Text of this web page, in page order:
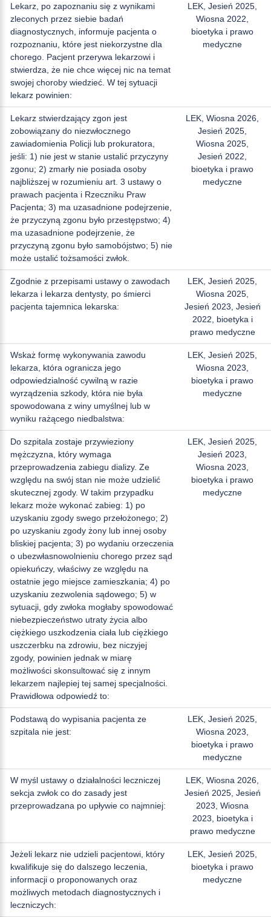
Lekarz, po zapoznaniu się z wynikami
zleconych przez siebie badań
diagnostycznych, informuje pacjenta o
rozpoznaniu, które jest niekorzystne dla
chorego. Pacjent przerywa lekarzowi i
stwierdza, że nie chce więcej nic na temat
swojej choroby wiedzieć. W tej sytuacji
lekarz powinien:
LEK, Jesień 2025,
Wiosna 2022,
bioetyka i prawo
medyczne
Lekarz stwierdzający zgon jest
zobowiązany do niezwłocznego
zawiadomienia Policji lub prokuratora,
jeśli: 1) nie jest w stanie ustalić przyczyny
zgonu; 2) zmarły nie posiada osoby
najbliższej w rozumieniu art. 3 ustawy o
prawach pacjenta i Rzeczniku Praw
Pacjenta; 3) ma uzasadnione podejrzenie,
że przyczyną zgonu było przestępstwo; 4)
ma uzasadnione podejrzenie, że
przyczyną zgonu było samobójstwo; 5) nie
może ustalić tożsamości zwłok.
LEK, Wiosna 2026,
Jesień 2025,
Wiosna 2025,
Jesień 2022,
bioetyka i prawo
medyczne
Zgodnie z przepisami ustawy o zawodach
lekarza i lekarza dentysty, po śmierci
pacjenta tajemnica lekarska:
LEK, Jesień 2025,
Wiosna 2025,
Jesień 2023, Jesień
2022, bioetyka i
prawo medyczne
Wskaż formę wykonywania zawodu
lekarza, która ogranicza jego
odpowiedzialność cywilną w razie
wyrządzenia szkody, która nie była
spowodowana z winy umyślnej lub w
wyniku rażącego niedbalstwa:
LEK, Jesień 2025,
Wiosna 2023,
bioetyka i prawo
medyczne
Do szpitala zostaje przywieziony
mężczyzna, który wymaga
przeprowadzenia zabiegu dializy. Ze
względu na swój stan nie może udzielić
skutecznej zgody. W takim przypadku
lekarz może wykonać zabieg: 1) po
uzyskaniu zgody swego przełożonego; 2)
po uzyskaniu zgody żony lub innej osoby
bliskiej pacjenta; 3) po wydaniu orzeczenia
o ubezwłasnowolnieniu chorego przez sąd
opiekuńczy, właściwy ze względu na
ostatnie jego miejsce zamieszkania; 4) po
uzyskaniu zezwolenia sądowego; 5) w
sytuacji, gdy zwłoka mogłaby spowodować
niebezpieczeństwo utraty życia albo
ciężkiego uszkodzenia ciała lub ciężkiego
uszczerbku na zdrowiu, bez niczyjej
zgody, powinien jednak w miarę
możliwości skonsultować się z innym
lekarzem najlepiej tej samej specjalności.
Prawidłowa odpowiedź to:
LEK, Jesień 2025,
Jesień 2023,
Wiosna 2023,
bioetyka i prawo
medyczne
Podstawą do wypisania pacjenta ze
szpitala nie jest:
LEK, Jesień 2025,
Wiosna 2023,
bioetyka i prawo
medyczne
W myśl ustawy o działalności leczniczej
sekcja zwłok co do zasady jest
przeprowadzana po upływie co najmniej:
LEK, Wiosna 2026,
Jesień 2025, Jesień
2023, Wiosna
2023, bioetyka i
prawo medyczne
Jeżeli lekarz nie udzieli pacjentowi, który
kwalifikuje się do dalszego leczenia,
informacji o proponowanych oraz
możliwych metodach diagnostycznych i
leczniczych:
LEK, Jesień 2025,
bioetyka i prawo
medyczne